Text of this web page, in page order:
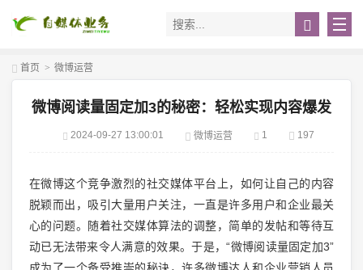
首页 > 微博运营
微博阅读量固定加3的秘密：轻松实现内容爆发
2024-09-27 13:00:01 微博运营 1 197
在微博这个竞争激烈的社交媒体平台上，如何让自己的内容
脱颖而出，吸引大量用户关注，一直是许多用户和企业最关
心的问题。随着社交媒体算法的调整，简单的发帖和等待互
动已无法带来令人满意的效果。于是，“微博阅读量固定加3”